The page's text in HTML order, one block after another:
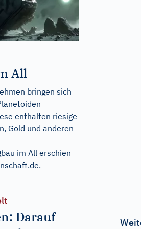
All
bringen sich
enthalten riesige
Gold und anderen
im All erschien
.
Darauf